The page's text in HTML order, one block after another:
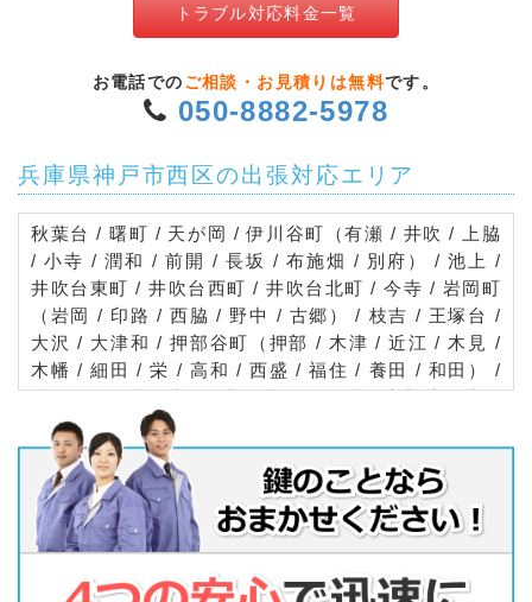
トラブル対応料金一覧
お電話での ご相談・お見積りは無料です。
050-8882-5978
兵庫県神戸市西区の出張対応エリア
秋葉台 / 曙町 / 天が岡 / 伊川谷町（有瀬 / 井吹 / 上脇
/ 小寺 / 潤和 / 前開 / 長坂 / 布施畑 / 別府） / 池上 /
井吹台東町 / 井吹台西町 / 井吹台北町 / 今寺 / 岩岡町
（岩岡 / 印路 / 西脇 / 野中 / 古郷） / 枝吉 / 王塚台 /
大沢 / 大津和 / 押部谷町（押部 / 木津 / 近江 / 木見 /
木幡 / 細田 / 栄 / 高和 / 西盛 / 福住 / 養田 / 和田） /
学園西町 / 学園東町 / 樫野台 / 春日台 / 上新地 / 狩場
台 / 神出町（五百蔵 / 池田 / 古神 / 小束野 / 田井 / 広
谷 / 宝勢 / 紫合 / 勝成 / 東 / 南 / 北） / 北別府 / 北山
台 / 糀台 / 小山 / 桜が丘中町 / 桜が丘東町 / 桜が丘西
町 / 白水 / 前開南町 / 高雄台 / 高塚台 / 竹の台 / 玉津
町（居住 / 今津 / 上池 / 高津橋 / 小山 / 新方 / 田中 /
出合 / 西河原 / 二ツ屋 / 丸塚 / 水谷 / 吉田） / 月が丘
/ 天王山 / 中野 / 長畑町 / 櫨谷町（池谷 / 菅野 / 谷口